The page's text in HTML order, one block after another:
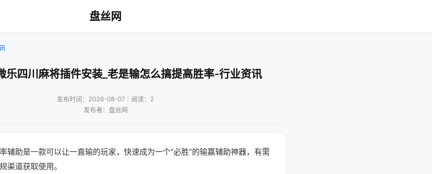
盘丝网
乐四川麻将插件安装_老是输怎么搞提高胜率-行业资讯
发布时间：2026-08-07｜阅读：2
发布者：盘丝网
辅助是一款可以让一直输的玩家，快速成为一个“必胜”的输赢辅助神器，有需
渠道获取使用。